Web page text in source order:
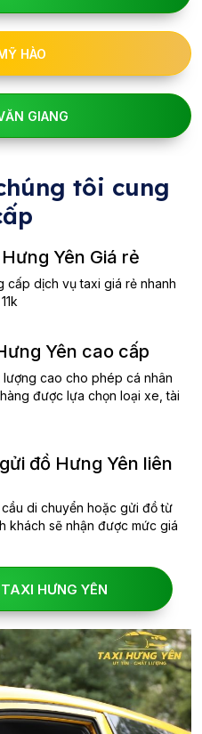
HÀO
GIANG
tôi cung
Yên Giá rẻ
cấp dịch vụ taxi giá rẻ nhanh
Yên cao cấp
lượng cao cho phép cá nhân
được lựa chọn loại xe, tài
đồ Hưng Yên liên
di chuyển hoặc gửi đồ từ
khách sẽ nhận được mức giá
HƯNG YÊN